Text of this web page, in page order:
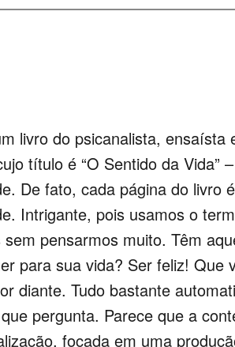
livro do psicanalista,
título é “O Sentido da Vida”
De fato, cada página do livro
Intrigante, pois usamos o
sem pensarmos muito. Têm
para sua vida? Ser feliz! Que
diante. Tudo bastante
pergunta. Parece que a
focada em uma